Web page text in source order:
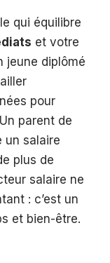
qui équilibre
et votre
jeune diplômé
pour
parent de
un salaire
plus de
salaire ne
: c’est un
et bien-être.